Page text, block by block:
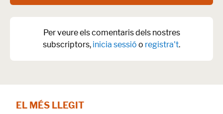
Per veure els comentaris dels nostres
subscriptors, inicia sessió o registra't.
EL MÉS LLEGIT